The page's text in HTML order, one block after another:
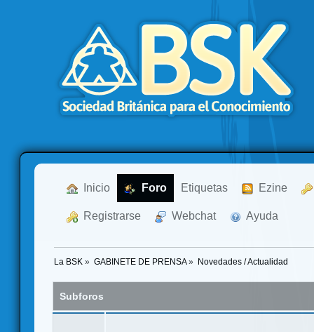
Inicio Foro Etiquetas Ezine
Registrarse Webchat Ayuda
La BSK » GABINETE DE PRENSA» Novedades / Actualidad
Subforos